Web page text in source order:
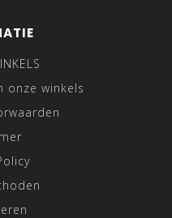
onze winkels